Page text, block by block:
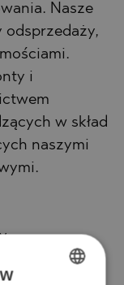
Nasze
odsprzedaży,
i
w skład
naszymi